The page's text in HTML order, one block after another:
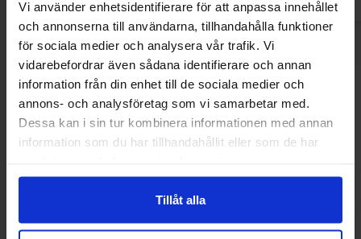
Vi använder enhetsidentifierare för att anpassa innehållet
och annonserna till användarna, tillhandahålla funktioner
för sociala medier och analysera vår trafik. Vi
vidarebefordrar även sådana identifierare och annan
information från din enhet till de sociala medier och
annons- och analysföretag som vi samarbetar med.
Dessa kan i sin tur kombinera informationen med annan
information som du har tillhandahållit eller som de har
Tillåt alla
Andra gillade